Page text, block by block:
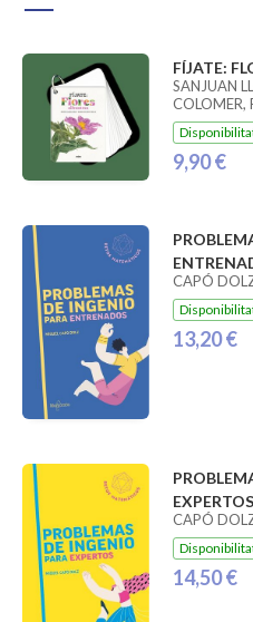
FÍJATE:
SANJUAN
COLOMER,
9,90 €
CAPÓ
13,20 €
EXPERTOS
CAPÓ
14,50 €